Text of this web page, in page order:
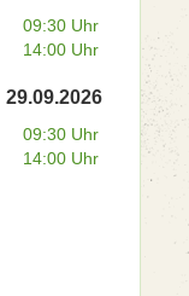
09:30 Uhr
14:00 Uhr
29.09.2026
09:30 Uhr
14:00 Uhr